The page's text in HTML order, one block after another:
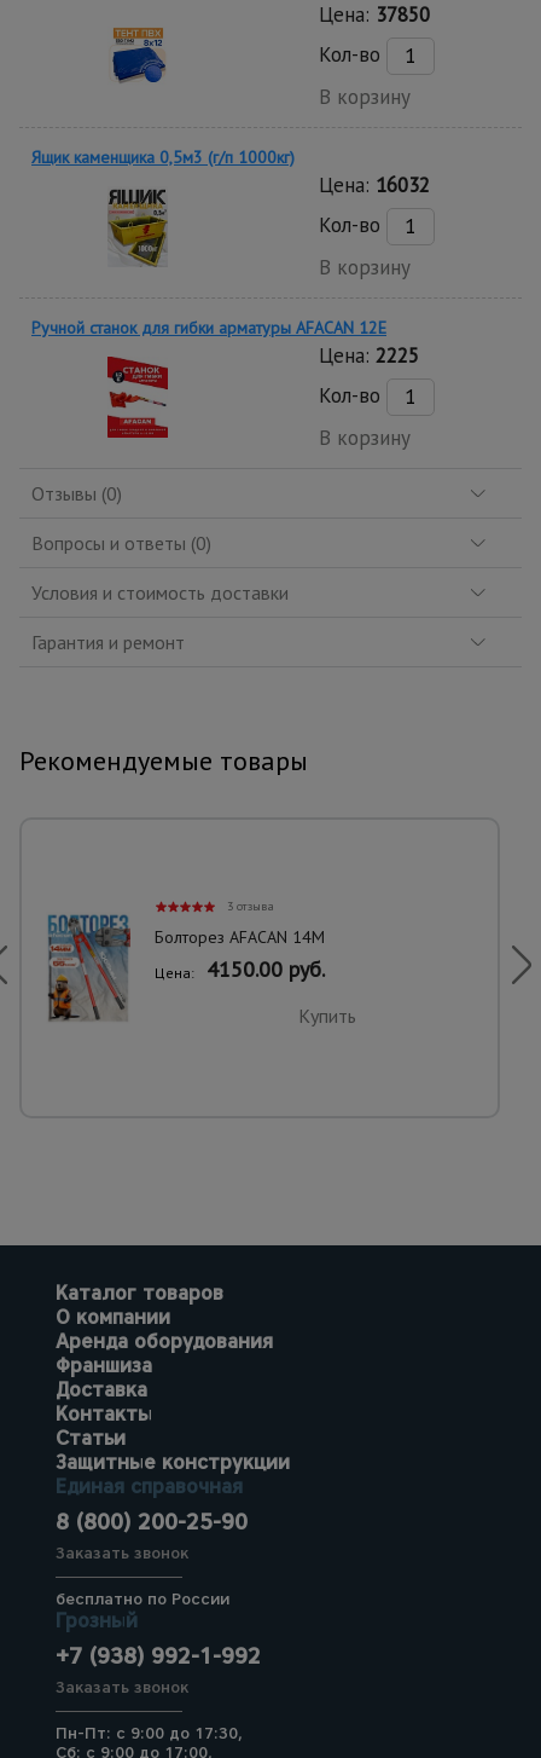
Цена: 37850
Кол-во
В корзину
Ящик каменщика 0,5м3 (г/п 1000кг)
Цена: 16032
Кол-во
В корзину
Ручной станок для гибки арматуры AFACAN 12E
Цена: 2225
Кол-во
В корзину
Отзывы (0)
Вопросы и ответы (0)
Условия и стоимость доставки
Гарантия и ремонт
Рекомендуемые товары
3 отзыва
Болторез AFACAN 14M
Цена: 4150.00 руб.
Купить
Каталог товаров
О компании
Аренда оборудования
Франшиза
Доставка
Контакты
Статьи
Защитные конструкции
Единая справочная
8 (800) 200-25-90
Заказать звонок
бесплатно по России
Грозный
+7 (938) 992-1-992
Заказать звонок
Пн-Пт: с 9:00 до 17:30,
Сб: с 9:00 до 17:00,